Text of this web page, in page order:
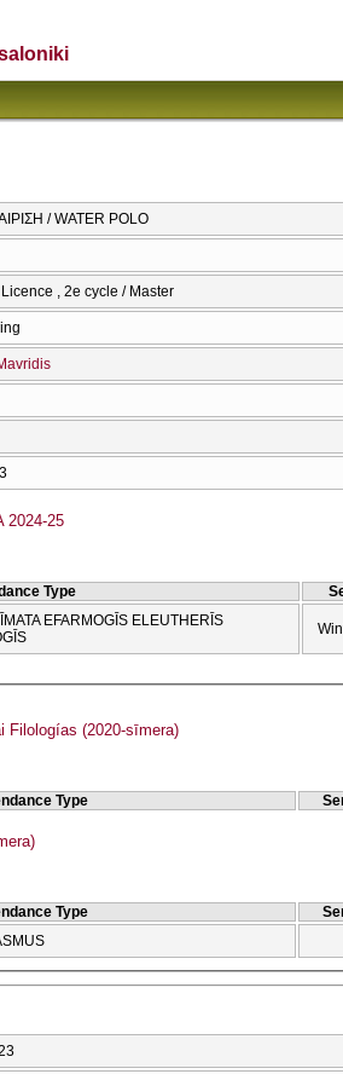
/ WATER POLO
, 2e cycle / Master
2024-25
Type
EFARMOGĪS ELEUTHERĪS
Filologías (2020-sīmera)
Type
Type